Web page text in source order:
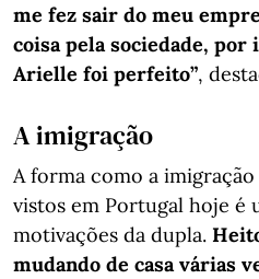
me fez sair do meu
coisa pela sociedade, por
Arielle foi perfeito”,
A imigração
A forma como a
vistos em Portugal hoje é
motivações da dupla.
mudando de casa várias